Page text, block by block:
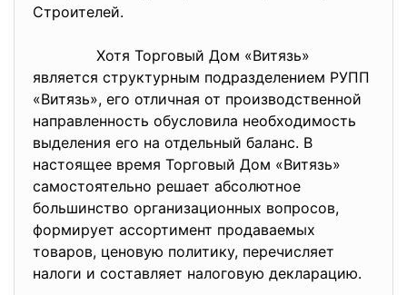
Строителей.
Хотя Торговый Дом «Витязь»
является структурным подразделением РУПП
«Витязь», его отличная от производственной
направленность обусловила необходимость
выделения его на отдельный баланс. В
настоящее время Торговый Дом «Витязь»
самостоятельно решает абсолютное
большинство организационных вопросов,
формирует ассортимент продаваемых
товаров, ценовую политику, перечисляет
налоги и составляет налоговую декларацию.